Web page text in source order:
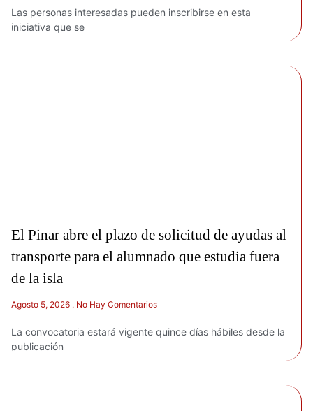
Las personas interesadas pueden inscribirse en esta
iniciativa que se
El Pinar abre el plazo de solicitud de ayudas al
transporte para el alumnado que estudia fuera
de la isla
Agosto 5, 2026 No Hay Comentarios
La convocatoria estará vigente quince días hábiles desde la
publicación